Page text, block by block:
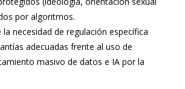
por algoritmos.
necesidad de regulación específica
adecuadas frente al uso de
masivo de datos e IA por la